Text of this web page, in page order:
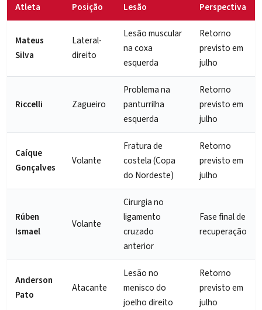
Atleta Posição Lesão Perspectiva
Mateus
Silva
Lateral-
direito
Lesão muscular
na coxa
esquerda
Retorno
previsto em
julho
Riccelli Zagueiro
Problema na
panturrilha
esquerda
Retorno
previsto em
julho
Caíque
Gonçalves
Volante
Fratura de
costela (Copa
do Nordeste)
Retorno
previsto em
julho
Rúben
Ismael
Volante
Cirurgia no
ligamento
cruzado
anterior
Fase final de
recuperação
Anderson
Pato
Atacante
Lesão no
menisco do
joelho direito
Retorno
previsto em
julho